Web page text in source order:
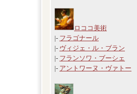
ロココ美術
|- フラゴナール
|- ヴィジェ・ル・ブラン
|- フランソワ・ブーシェ
|- アントワーヌ・ヴァトー